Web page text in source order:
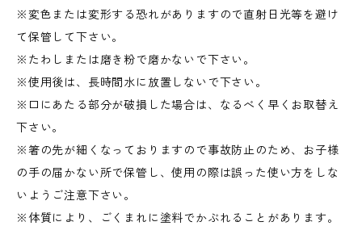
※変色または変形する恐れがありますので直射日光等を避け
て保管して下さい。
※たわしまたは磨き粉で磨かないで下さい。
※使用後は、長時間水に放置しないで下さい。
※口にあたる部分が破損した場合は、なるべく早くお取替え
下さい。
※箸の先が細くなっておりますので事故防止のため、お子様
の手の届かない所で保管し、使用の際は誤った使い方をしな
いようご注意下さい。
※体質により、ごくまれに塗料でかぶれることがあります。